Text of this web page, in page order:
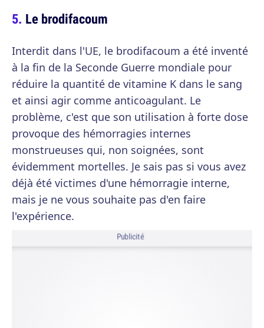
Le brodifacoum
Interdit dans l'UE, le brodifacoum a été inventé
à la fin de la Seconde Guerre mondiale pour
réduire la quantité de vitamine K dans le sang
et ainsi agir comme anticoagulant. Le
problème, c'est que son utilisation à forte dose
provoque des hémorragies internes
monstrueuses qui, non soignées, sont
évidemment mortelles. Je sais pas si vous avez
déjà été victimes d'une hémorragie interne,
mais je ne vous souhaite pas d'en faire
l'expérience.
Publicité